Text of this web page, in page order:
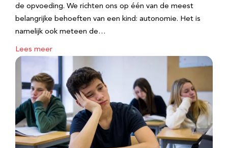
de opvoeding. We richten ons op één van de meest
belangrijke behoeften van een kind: autonomie. Het is
namelijk ook meteen de…
Lees meer